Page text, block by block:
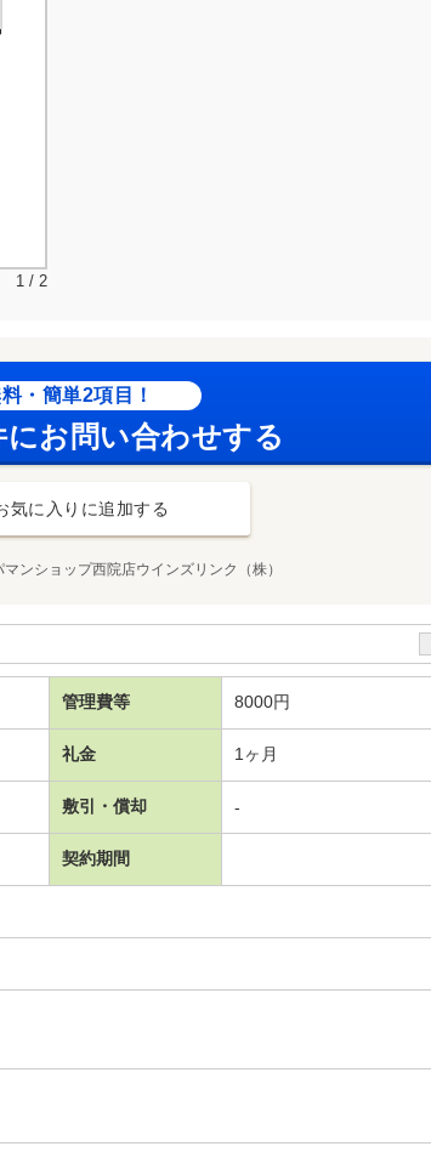
1 / 2
・簡単2項目！
にお問い合わせする
気に入りに追加する
マンショップ西院店ウインズリンク（株）
管理費等 8000円
礼金 1ヶ月
敷引・償却 -
契約期間